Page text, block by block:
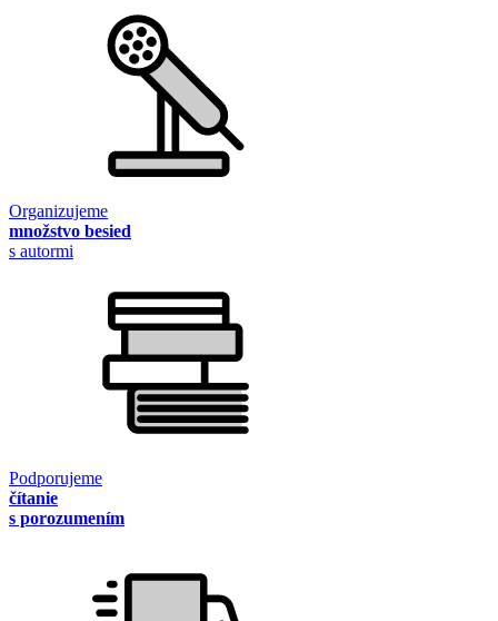
Organizujeme
množstvo besied
s autormi
Podporujeme
čítanie
s porozumením